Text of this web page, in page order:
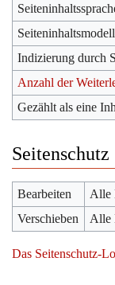
Seiteninhaltsmodell
Indizierung durch
Anzahl der
Gezählt als eine
Seitenschutz
Bearbeiten
Alle
Verschieben
Alle
Das Seitenschutz-